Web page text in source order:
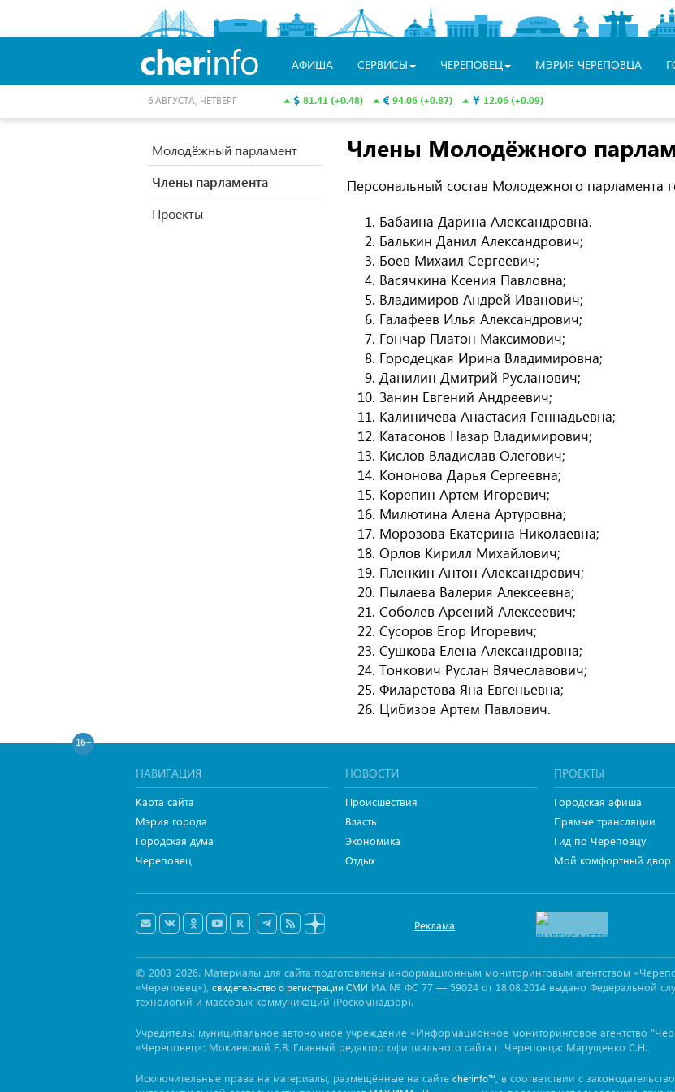
cherinfo АФИША СЕРВИСЫ ЧЕРЕПОВЕЦ МЭРИЯ ЧЕРЕПОВЦА
81.41 (+0.48) 94.06 (+0.87) 12.06 (+0.09)
6 АВГУСТА, ЧЕТВЕРГ
Молодёжный парламент
Члены парламента
Проекты
Члены Молодёжного
Персональный состав Молодежного парламента
Бабаина Дарина Александровна.
Балькин Данил Александрович;
Боев Михаил Сергеевич;
Васячкина Ксения Павловна;
Владимиров Андрей Иванович;
Галафеев Илья Александрович;
Гончар Платон Максимович;
Городецкая Ирина Владимировна;
Данилин Дмитрий Русланович;
Занин Евгений Андреевич;
Калиничева Анастасия Геннадьевна;
Катасонов Назар Владимирович;
Кислов Владислав Олегович;
Кононова Дарья Сергеевна;
Корепин Артем Игоревич;
Милютина Алена Артуровна;
Морозова Екатерина Николаевна;
Орлов Кирилл Михайлович;
Пленкин Антон Александрович;
Пылаева Валерия Алексеевна;
Соболев Арсений Алексеевич;
Сусоров Егор Игоревич;
Сушкова Елена Александровна;
Тонкович Руслан Вячеславович;
Филаретова Яна Евгеньевна;
Цибизов Артем Павлович.
16+
НАВИГАЦИЯ
Карта сайта
Мэрия города
Городская дума
Череповец
НОВОСТИ
Происшествия
Власть
Экономика
Отдых
ПРОЕКТЫ
Городская афиша
Прямые трансляции
Гид по Череповцу
Мой комфортный двор
Реклама
© 2003-2026. Материалы для сайта подготовлены информационным мониторинговым агентством
«Череповец»), свидетельство о регистрации СМИ ИА № ФС 77 — 59024 от 18.08.2014 выдано Федеральной
технологий и массовых коммуникаций (Роскомнадзор).
Учредитель: муниципальное автономное учреждение «Информационное мониторинговое агентство
«Череповец»: Мокиевский Е.В. Главный редактор официального сайта г. Череповца: Марущенко С.Н.
Исключительные права на материалы, размещённые на сайте cherinfo™ , в соответствии с